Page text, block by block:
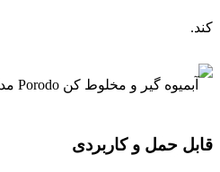
کند.
قابل حمل و کاربردی